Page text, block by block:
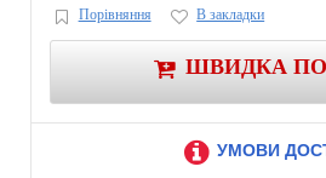
Порівняння В закладки
ШВИДКА
УМОВИ